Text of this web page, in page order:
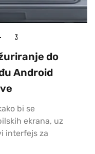
3
do
Android
bi se
ekrana, uz
interfejs za